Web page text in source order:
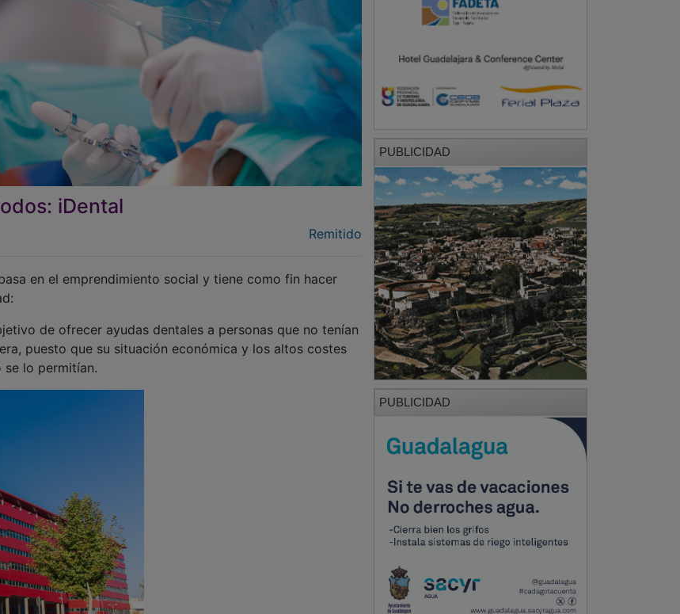
iDental
Remitido
en el emprendimiento social y tiene como fin hacer
de ofrecer ayudas dentales a personas que no tenían
puesto que su situación económica y los altos costes
lo permitían.
PUBLICIDAD
PUBLICIDAD